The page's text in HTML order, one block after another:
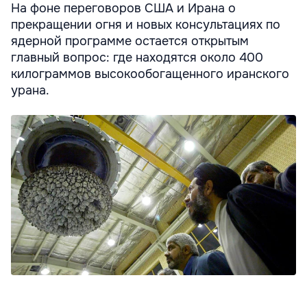
На фоне переговоров США и Ирана о
прекращении огня и новых консультациях по
ядерной программе остается открытым
главный вопрос: где находятся около 400
килограммов высокообогащенного иранского
урана.